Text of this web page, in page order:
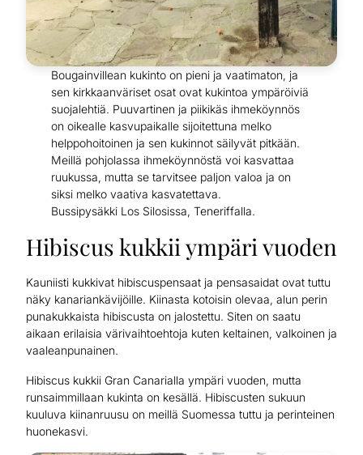
Bougainvillean kukinto on pieni ja vaatimaton, ja
sen kirkkaanväriset osat ovat kukintoa ympäröiviä
suojalehtiä. Puuvartinen ja piikikäs ihmeköynnös
on oikealle kasvupaikalle sijoitettuna melko
helppohoitoinen ja sen kukinnot säilyvät pitkään.
Meillä pohjolassa ihmeköynnöstä voi kasvattaa
ruukussa, mutta se tarvitsee paljon valoa ja on
siksi melko vaativa kasvatettava.
Bussipysäkki Los Silosissa, Teneriffalla.
Hibiscus kukkii ympäri vuoden
Kauniisti kukkivat hibiscuspensaat ja pensasaidat ovat tuttu
näky kanariankävijöille. Kiinasta kotoisin olevaa, alun perin
punakukkaista hibiscusta on jalostettu. Siten on saatu
aikaan erilaisia värivaihtoehtoja kuten keltainen, valkoinen ja
vaaleanpunainen.
Hibiscus kukkii Gran Canarialla ympäri vuoden, mutta
runsaimmillaan kukinta on kesällä. Hibiscusten sukuun
kuuluva kiinanruusu on meillä Suomessa tuttu ja perinteinen
huonekasvi.